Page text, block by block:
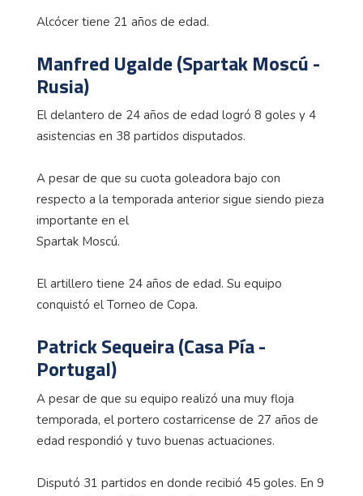
Alcócer tiene 21 años de edad.
Manfred Ugalde (Spartak Moscú -
Rusia)
El delantero de 24 años de edad logró 8 goles y 4
asistencias en 38 partidos disputados.
A pesar de que su cuota goleadora bajo con
respecto a la temporada anterior sigue siendo pieza
importante en el
Spartak Moscú.
El artillero tiene 24 años de edad. Su equipo
conquistó el Torneo de Copa.
Patrick Sequeira (Casa Pía -
Portugal)
A pesar de que su equipo realizó una muy floja
temporada, el portero costarricense de 27 años de
edad respondió y tuvo buenas actuaciones.
Disputó 31 partidos en donde recibió 45 goles. En 9